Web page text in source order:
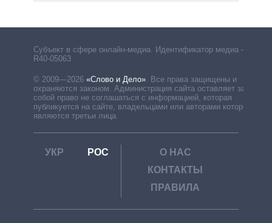
Субъект в сфере онлайн-медиа. Идентификатор медиа –
R40-05063
© 2009—2026 «Слово и Дело». Все права защищены и
охраняются законом. Администрация сайта оставляет за
собой право не соглашаться с информацией, которая
публикуется на сайте, владельцами или авторами которой
являются третьи лица.
УКР РОС
О НАС
КОНТАКТЫ
ПРАВИЛА